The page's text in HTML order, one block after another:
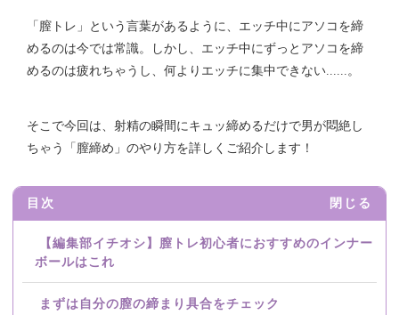
「膣トレ」という言葉があるように、エッチ中にアソコを締
めるのは今では常識。しかし、エッチ中にずっとアソコを締
めるのは疲れちゃうし、何よりエッチに集中できない......。
そこで今回は、射精の瞬間にキュッ締めるだけで男が悶絶し
ちゃう「膣締め」のやり方を詳しくご紹介します！
目次 閉じる
【編集部イチオシ】膣トレ初心者におすすめのインナー
ボールはこれ
まずは自分の膣の締まり具合をチェック